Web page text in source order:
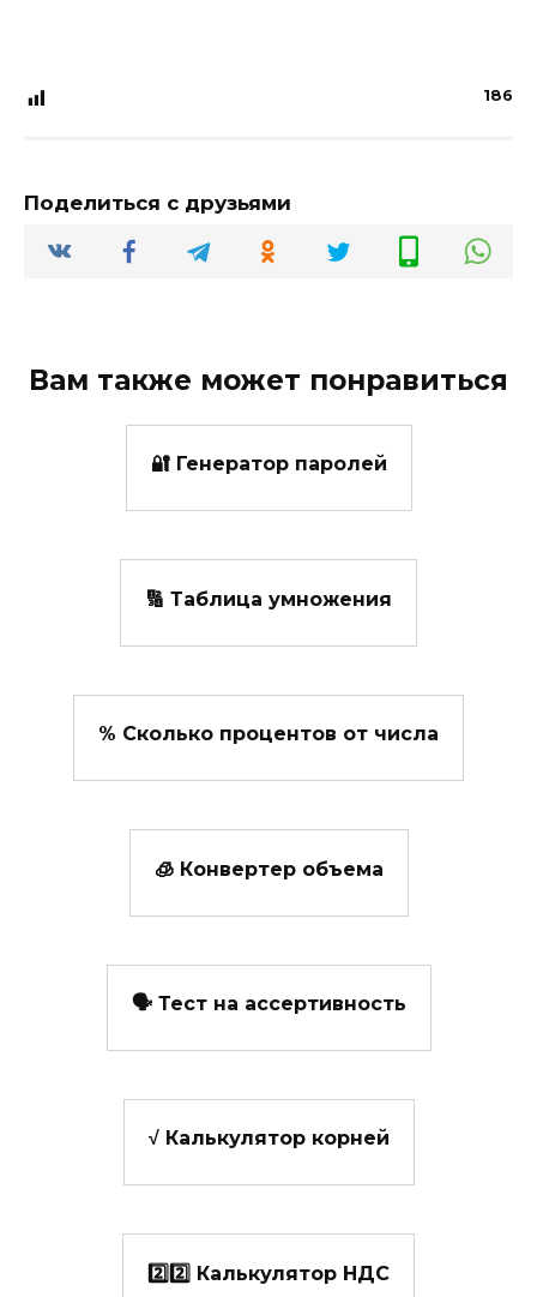
186
Поделиться с друзьями
Вам также может понравиться
🔐 Генератор паролей
🔢 Таблица умножения
% Сколько процентов от числа
🧊 Конвертер объема
🗣️ Тест на ассертивность
√ Калькулятор корней
2️⃣2️⃣ Калькулятор НДС